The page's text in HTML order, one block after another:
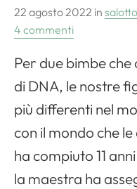
22 agosto 2022 in salotto
4 commenti
Per due bimbe
di DNA, le nostre
più differenti nel
con il mondo che
ha compiuto 11
la maestra ha